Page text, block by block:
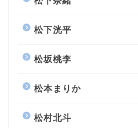
松下洸平
松坂桃李
松本まりか
松村北斗